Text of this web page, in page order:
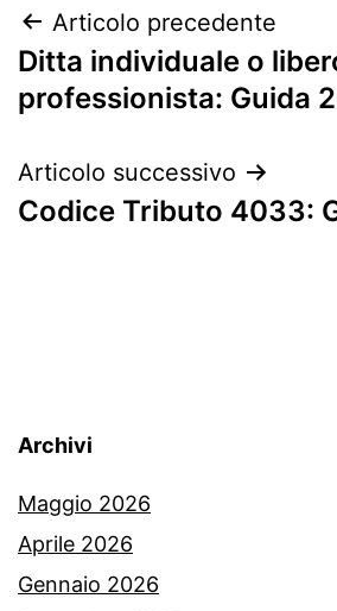
Navigazione
articoli
Articolo precedente
Ditta individuale o
professionista: Guida
Articolo successivo
Codice Tributo 4033:
Archivi
Maggio 2026
Aprile 2026
Gennaio 2026